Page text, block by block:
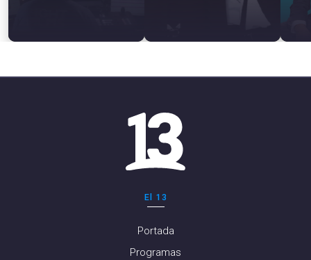
El 13
Portada
Programas